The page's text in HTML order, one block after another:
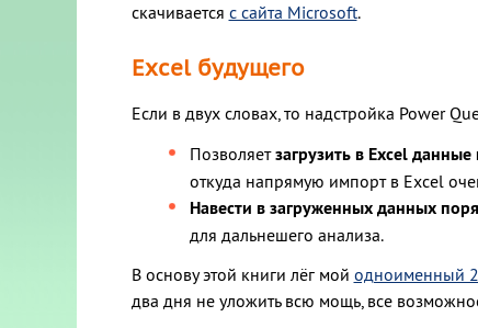
скачивается с сайта Microsoft.
Excel будущего
Если в двух словах, то надстройка Power
Позволяетзагрузить в Excel
откуда напрямую импорт в Excel
Навести в загруженных данных
для дальнешего анализа.
В основу этой книги лёг мой одноименный
два дня не уложить всю мощь, все